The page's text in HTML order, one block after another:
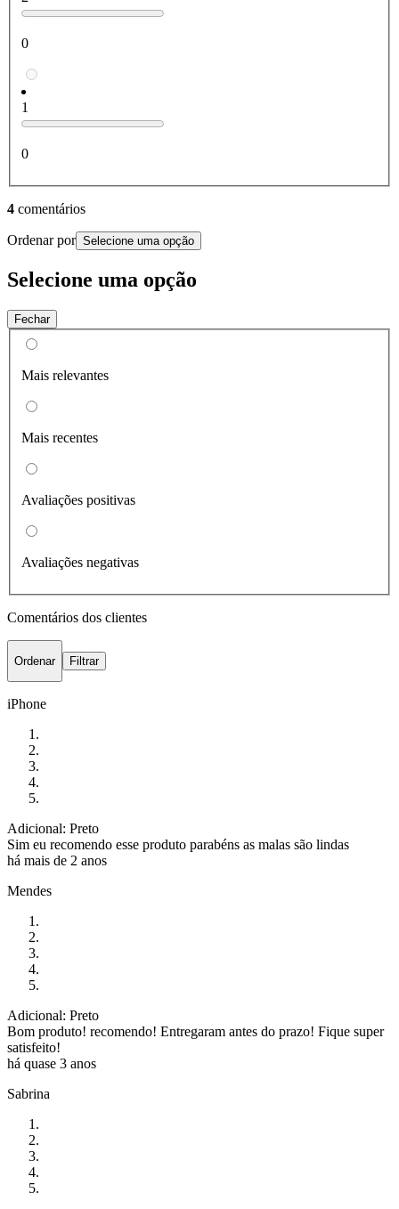
0
1
0
4 comentários
Ordenar por Selecione uma opção
Selecione uma opção
Fechar
Mais relevantes
Mais recentes
Avaliações positivas
Avaliações negativas
Comentários dos clientes
Ordenar Filtrar
iPhone
Adicional: Preto
Sim eu recomendo esse produto parabéns as malas são lindas
há mais de 2 anos
Mendes
Adicional: Preto
Bom produto! recomendo! Entregaram antes do prazo! Fique super
satisfeito!
há quase 3 anos
Sabrina